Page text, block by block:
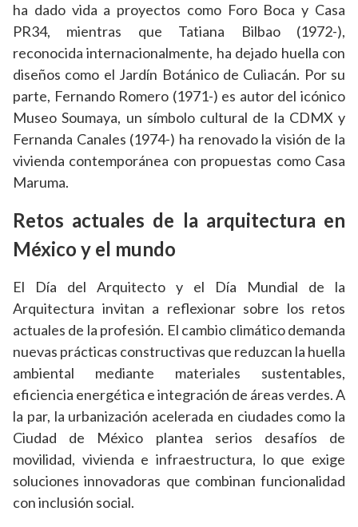
ha dado vida a proyectos como Foro Boca y Casa
PR34, mientras que Tatiana Bilbao (1972-),
reconocida internacionalmente, ha dejado huella con
diseños como el Jardín Botánico de Culiacán. Por su
parte, Fernando Romero (1971-) es autor del icónico
Museo Soumaya, un símbolo cultural de la CDMX y
Fernanda Canales (1974-) ha renovado la visión de la
vivienda contemporánea con propuestas como Casa
Maruma.
Retos actuales de la arquitectura en
México y el mundo
El Día del Arquitecto y el Día Mundial de la
Arquitectura invitan a reflexionar sobre los retos
actuales de la profesión. El cambio climático demanda
nuevas prácticas constructivas que reduzcan la huella
ambiental mediante materiales sustentables,
eficiencia energética e integración de áreas verdes. A
la par, la urbanización acelerada en ciudades como la
Ciudad de México plantea serios desafíos de
movilidad, vivienda e infraestructura, lo que exige
soluciones innovadoras que combinan funcionalidad
con inclusión social.